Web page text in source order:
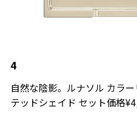
4
自然な陰影。ルナソル カラ
テッドシェイド セット価格